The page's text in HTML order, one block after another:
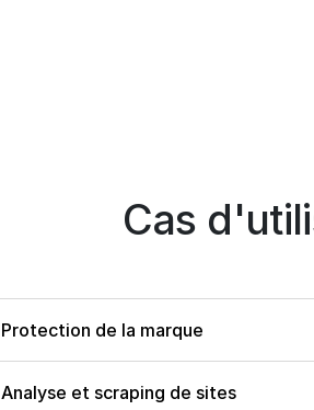
Cas
Protection de la marque
Analyse et scraping de sites